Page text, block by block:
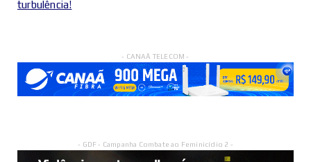
turbulência!
- CANAÃ TELECOM -
- GDF - Campanha Combate ao Feminicídio 2 -